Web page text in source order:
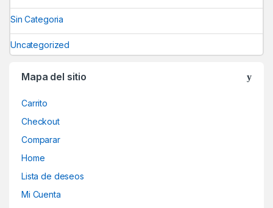
Sin Categoria
Uncategorized
Mapa del sitio
Carrito
Checkout
Comparar
Home
Lista de deseos
Mi Cuenta